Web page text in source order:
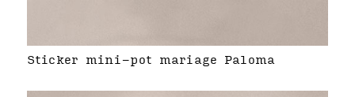
Sticker mini-pot mariage Paloma